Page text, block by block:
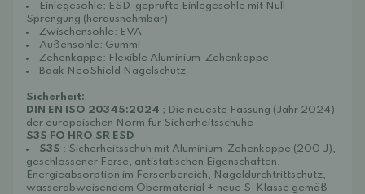
Einlegesohle: ESD-geprüfte Einlegesohle mit Null-
Sprengung (herausnehmbar)
Zwischensohle: EVA
Außensohle: Gummi
Zehenkappe: Flexible Aluminium-Zehenkappe
Baak NeoShield Nagelschutz
Sicherheit:
DIN EN ISO 20345:2024 ; Die neueste Fassung (Jahr 2024)
der europäischen Norm für Sicherheitsschuhe
S3S FO HRO SR ESD
S3S : Sicherheitsschuh mit Aluminium-Zehenkappe (200 J),
geschlossener Ferse, antistatischen Eigenschaften,
Energieabsorption im Fersenbereich, Nageldurchtrittschutz,
wasserabweisendem Obermaterial + neue S-Klasse gemäß